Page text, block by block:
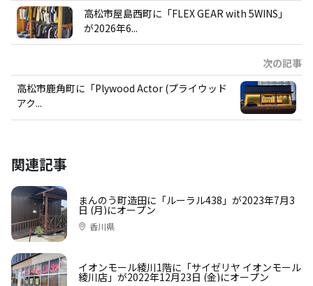
高松市屋島西町に「FLEX GEAR with 5WINS」
が2026年6...
次の記事
高松市鹿角町に「Plywood Actor (プライウッド
アク...
関連記事
まんのう町造田に「ルーラル438」が2023年7月3
日 (月)にオープン
香川県
イオンモール綾川1階に「サイゼリヤ イオンモール
綾川店」が2022年12月23日 (金)にオープン